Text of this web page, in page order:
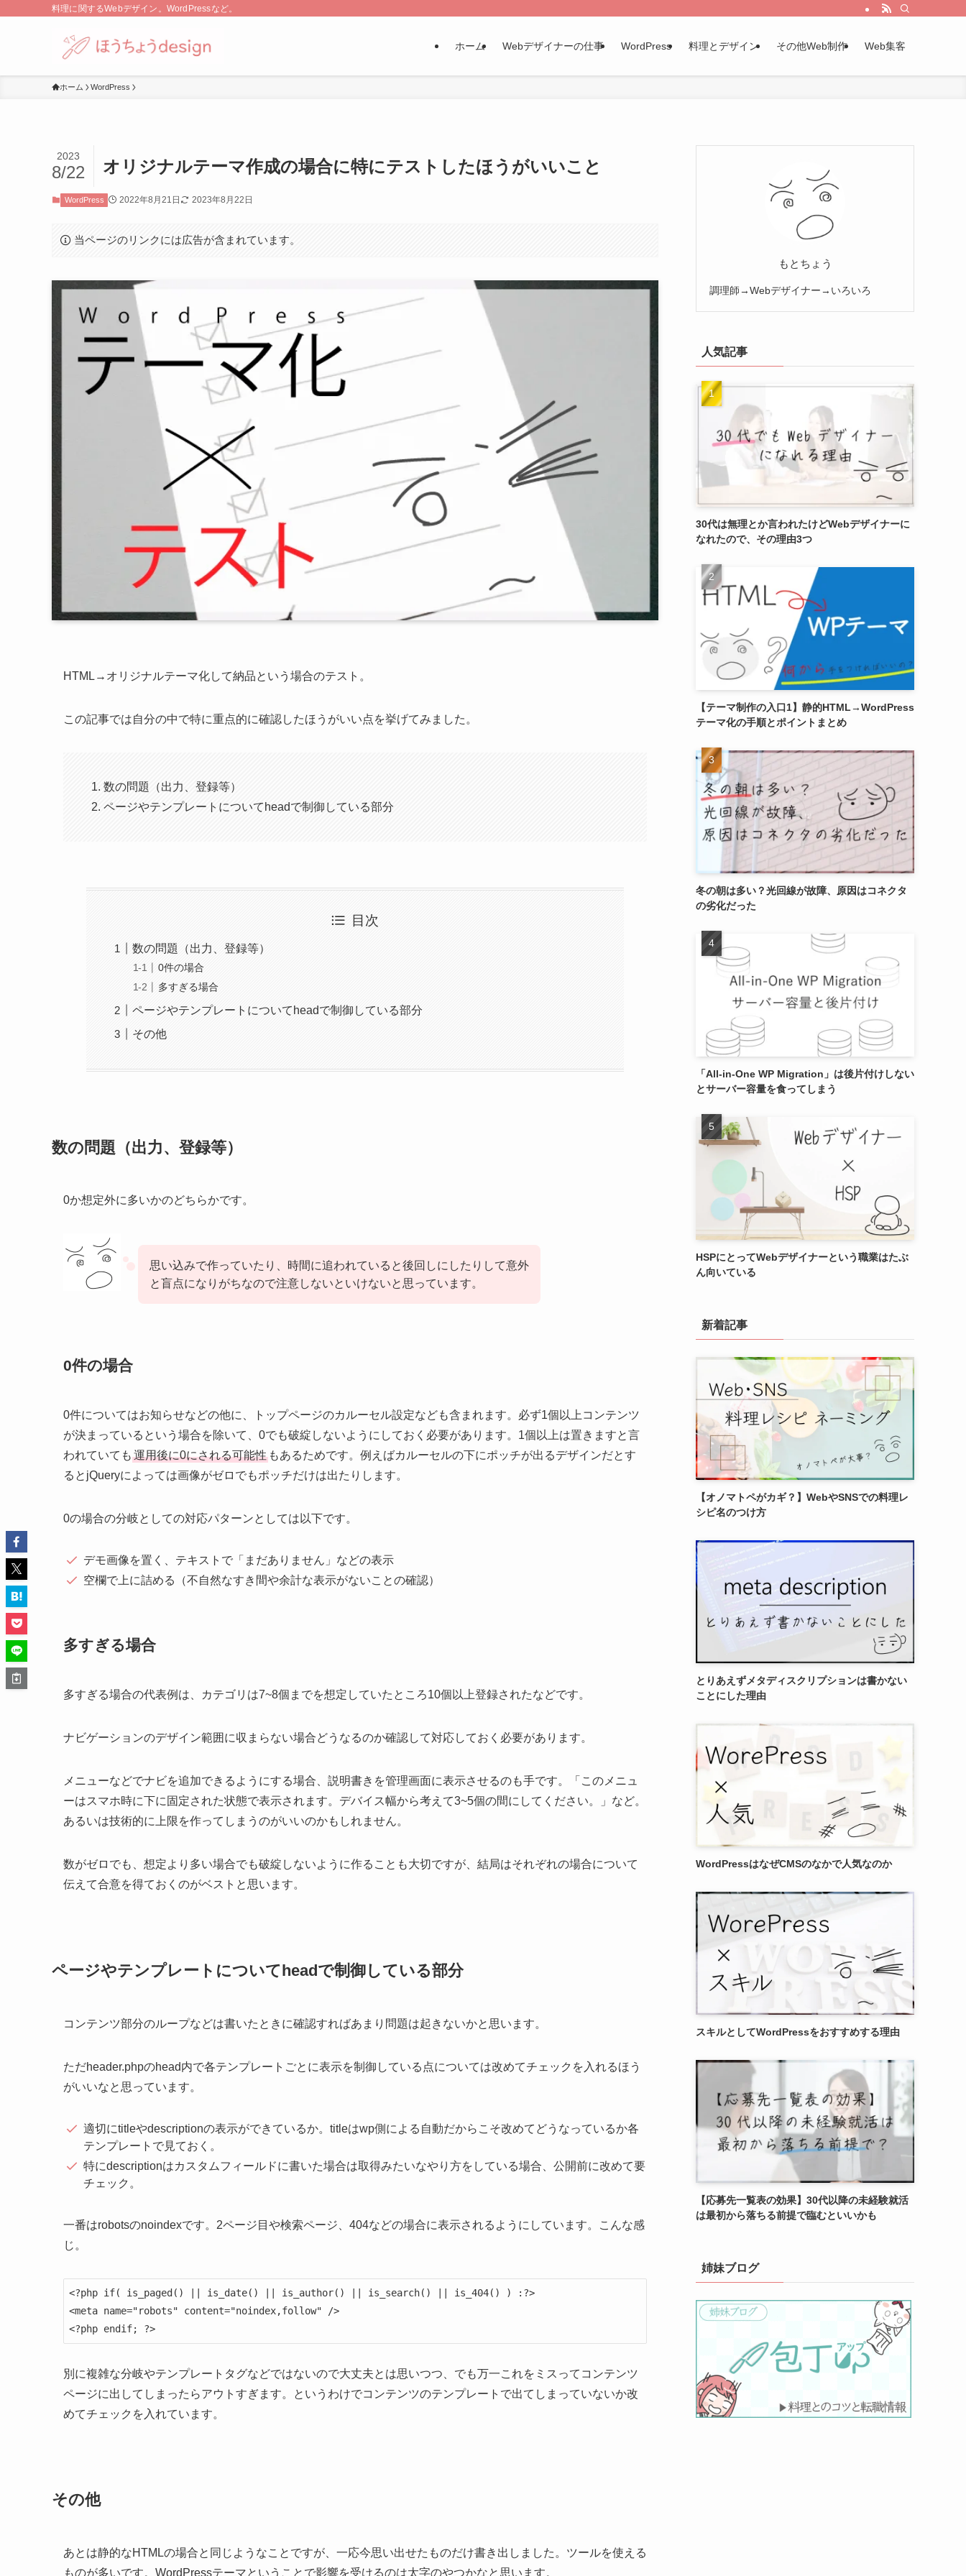
料理に関するWebデザイン。WordPressなど。
ホーム Webデザイナーの仕事 WordPress 料理とデザイン その他Web制作 Web集客
ホーム WordPress
オリジナルテーマ作成の場合に特にテストしたほうがいいこと
2023
8/22
WordPress 2022年8月21日 2023年8月22日
当ページのリンクには広告が含まれています。
HTML→オリジナルテーマ化して納品という場合のテスト。
この記事では自分の中で特に重点的に確認したほうがいい点を挙げてみました。
数の問題（出力、登録等）
ページやテンプレートについてheadで制御している部分
目次
数の問題（出力、登録等）
0件の場合
多すぎる場合
ページやテンプレートについてheadで制御している部分
その他
数の問題（出力、登録等）
0か想定外に多いかのどちらかです。
思い込みで作っていたり、時間に追われていると後回しにしたりして意外
と盲点になりがちなので注意しないといけないと思っています。
0件の場合
0件についてはお知らせなどの他に、トップページのカルーセル設定なども含まれます。必ず1個以上コンテンツ
が決まっているという場合を除いて、0でも破綻しないようにしておく必要があります。1個以上は置きますと言
われていても 運用後に0にされる可能性 もあるためです。例えばカルーセルの下にポッチが出るデザインだとす
るとjQueryによっては画像がゼロでもポッチだけは出たりします。
0の場合の分岐としての対応パターンとしては以下です。
デモ画像を置く、テキストで「まだありません」などの表示
空欄で上に詰める（不自然なすき間や余計な表示がないことの確認）
多すぎる場合
多すぎる場合の代表例は、カテゴリは7~8個までを想定していたところ10個以上登録されたなどです。
ナビゲーションのデザイン範囲に収まらない場合どうなるのか確認して対応しておく必要があります。
メニューなどでナビを追加できるようにする場合、説明書きを管理画面に表示させるのも手です。「このメニュ
ーはスマホ時に下に固定された状態で表示されます。デバイス幅から考えて3~5個の間にしてください。」など。
あるいは技術的に上限を作ってしまうのがいいのかもしれません。
数がゼロでも、想定より多い場合でも破綻しないように作ることも大切ですが、結局はそれぞれの場合について
伝えて合意を得ておくのがベストと思います。
ページやテンプレートについてheadで制御している部分
コンテンツ部分のループなどは書いたときに確認すればあまり問題は起きないかと思います。
ただheader.phpのhead内で各テンプレートごとに表示を制御している点については改めてチェックを入れるほう
がいいなと思っています。
適切にtitleやdescriptionの表示ができているか。titleはwp側による自動だからこそ改めてどうなっているか各
テンプレートで見ておく。
特にdescriptionはカスタムフィールドに書いた場合は取得みたいなやり方をしている場合、公開前に改めて要
チェック。
一番はrobotsのnoindexです。2ページ目や検索ページ、404などの場合に表示されるようにしています。こんな感
じ。
<?php if( is_paged() || is_date() || is_author() || is_search() || is_404() ) :?>
<meta name="robots" content="noindex,follow" />
<?php endif; ?>
別に複雑な分岐やテンプレートタグなどではないので大丈夫とは思いつつ、でも万一これをミスってコンテンツ
ページに出してしまったらアウトすぎます。というわけでコンテンツのテンプレートで出てしまっていないか改
めてチェックを入れています。
その他
あとは静的なHTMLの場合と同じようなことですが、一応今思い出せたものだけ書き出しました。ツールを使える
ものが多いです。WordPressテーマということで影響を受けるのは太字のやつかなと思います。
もとちょう
調理師→Webデザイナー→いろいろ
人気記事
30代は無理とか言われたけどWebデザイナーに
なれたので、その理由3つ
【テーマ制作の入口1】静的HTML→WordPress
テーマ化の手順とポイントまとめ
冬の朝は多い？光回線が故障、原因はコネクタ
の劣化だった
「All-in-One WP Migration」は後片付けしない
とサーバー容量を食ってしまう
HSPにとってWebデザイナーという職業はたぶ
ん向いている
新着記事
【オノマトペがカギ？】WebやSNSでの料理レ
シピ名のつけ方
とりあえずメタディスクリプションは書かない
ことにした理由
WordPressはなぜCMSのなかで人気なのか
スキルとしてWordPressをおすすめする理由
【応募先一覧表の効果】30代以降の未経験就活
は最初から落ちる前提で臨むといいかも
姉妹ブログ